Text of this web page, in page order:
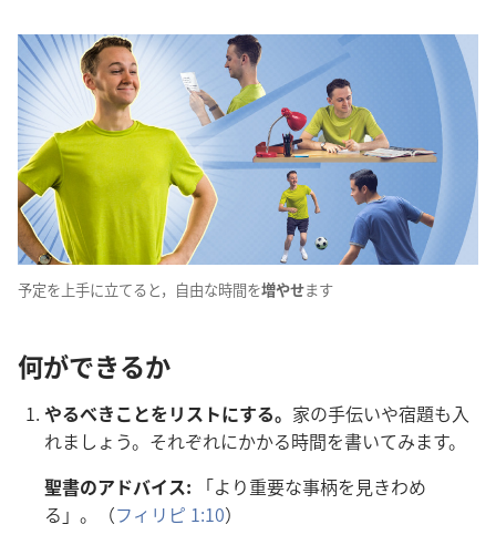
予定を 上手に立てると， 自由な時間を増やせます
何ができるか
やるべきことをリストにする。 家の手伝いや宿題も入
れましょう。それぞれにかかる時間を書いてみます。
聖書のアドバイス: 「より重要な事柄を 見きわめ
る」。（フィリピ 1:10）